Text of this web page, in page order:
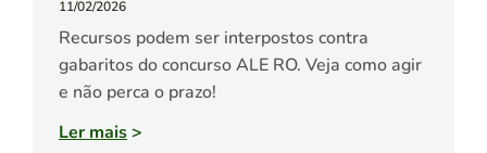
11/02/2026
Recursos podem ser interpostos contra
gabaritos do concurso ALE RO. Veja como agir
e não perca o prazo!
Ler mais>